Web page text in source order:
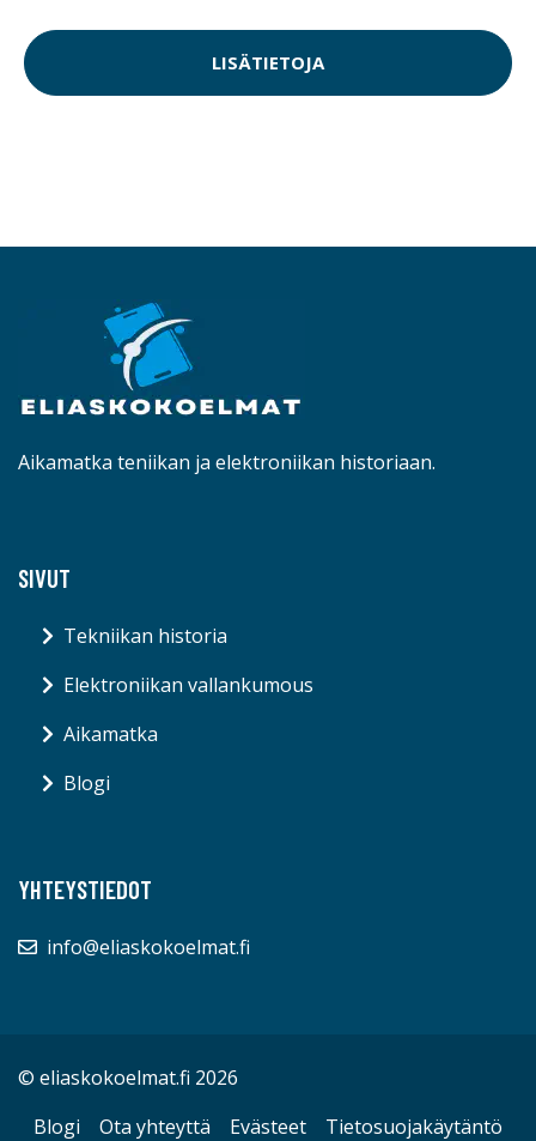
LISÄTIETOJA
Aikamatka teniikan ja elektroniikan historiaan.
SIVUT
Tekniikan historia
Elektroniikan vallankumous
Aikamatka
Blogi
YHTEYSTIEDOT
info@eliaskokoelmat.fi
© eliaskokoelmat.fi 2026
Blogi
Ota yhteyttä Evästeet Tietosuojakäytäntö